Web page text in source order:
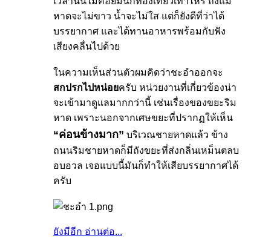
หาดจะไม่ขาว น้ำจะไม่ใส แต่ก็ยังดีที่ว่าได้
บรรยากาศ และได้ทานอาหารพร้อมกับฟัง
เสียงคลื่นไปด้วย
ในความเห็นส่วนตัวผมคิดว่าชะอำออกจะ
สกปรกไปหน่อยครับ หน่วยงานที่เกี่ยวข้องน่า
จะเข้ามาดูแลมากกว่านี้ เช่นเรื่องของขยะริม
หาด เพราะนอกจากเศษขยะที่ปรากฏให้เห็น
“ค่อนข้างมาก” บริเวณชายหาดแล้ว ข้าง
ถนนริมชายหาดก็มีถังขยะที่ส่งกลิ่นเหม็นตลบ
อบอวล เจอแบบนี้มันก็ทำให้เสียบรรยากาศได้
ครับ
ยังมีอีก อ่านต่อ...